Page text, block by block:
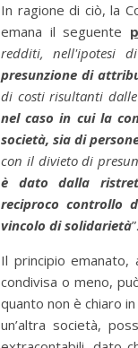
In ragione di ciò, la
emana il seguente
redditi, nell'ipotesi
presunzione di
di costi risultanti
nel caso in cui la
società, sia di
con il divieto di
è dato dalla
reciproco controllo
vincolo di solidarietà”.
Il principio emanato,
condivisa o meno,
quanto non è chiaro
un’altra società,